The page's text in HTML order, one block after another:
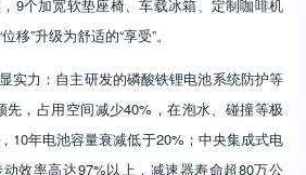
9个加宽软垫座椅、车载冰箱、定制咖啡机
移”升级为舒适的“享受”。
实力：自主研发的磷酸铁锂电池系统防护等
，占用空间减少40%，在泡水、碰撞等极
10年电池容量衰减低于20%；中央集成式电
效率高达97%以上，减速器寿命超80万公